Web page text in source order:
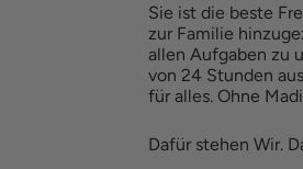
Sie ist die beste
zur Familie
allen Aufgaben zu
von 24 Stunden
für alles. Ohne
Dafür stehen Wir.